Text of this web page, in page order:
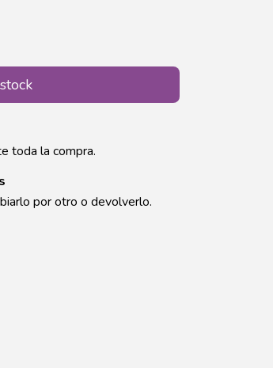
toda la compra.
por otro o devolverlo.